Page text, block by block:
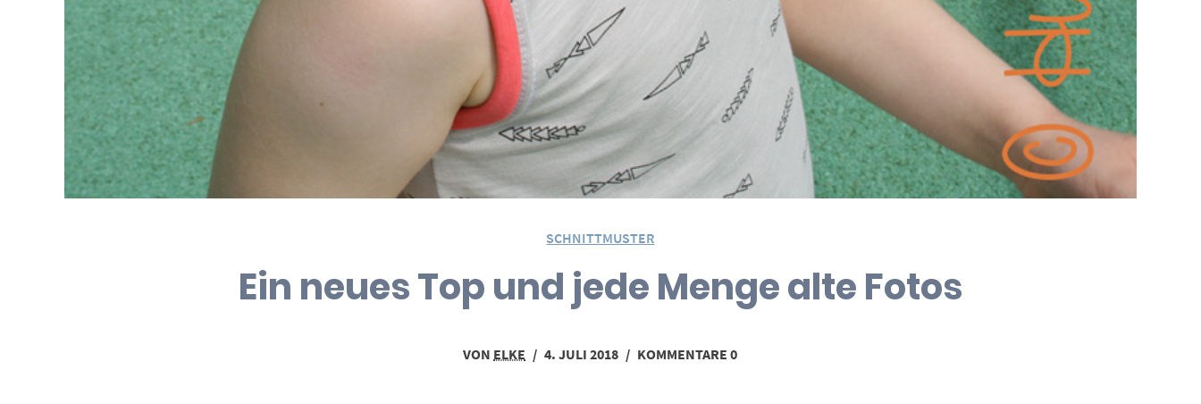
SCHNITTMUSTER
Ein neues Top und jede Menge alte Fotos
VON ELKE / 4. JULI 2018 / KOMMENTARE 0